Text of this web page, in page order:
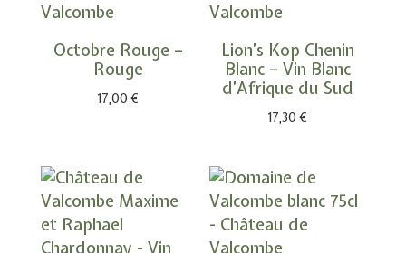
Octobre Rouge –
Rouge
17,00€
Lion’s Kop Chenin
Blanc – Vin Blanc
d’Afrique du Sud
17,30€